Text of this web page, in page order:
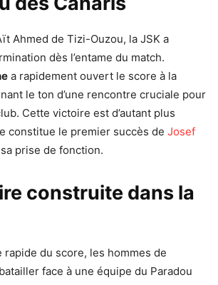
Ahmed de Tizi-Ouzou, la JSK a
dès l’entame du match.
a rapidement ouvert le score à la
le ton d’une rencontre cruciale pour
Cette victoire est d’autant plus
constitue le premier succès de Josef
prise de fonction.
construite dans la
rapide du score, les hommes de
face à une équipe du Paradou